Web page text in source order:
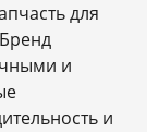
для
и
и